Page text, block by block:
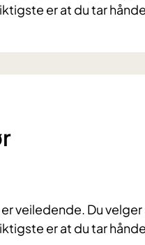
er at du tar
veiledende. Du velger
er at du tar